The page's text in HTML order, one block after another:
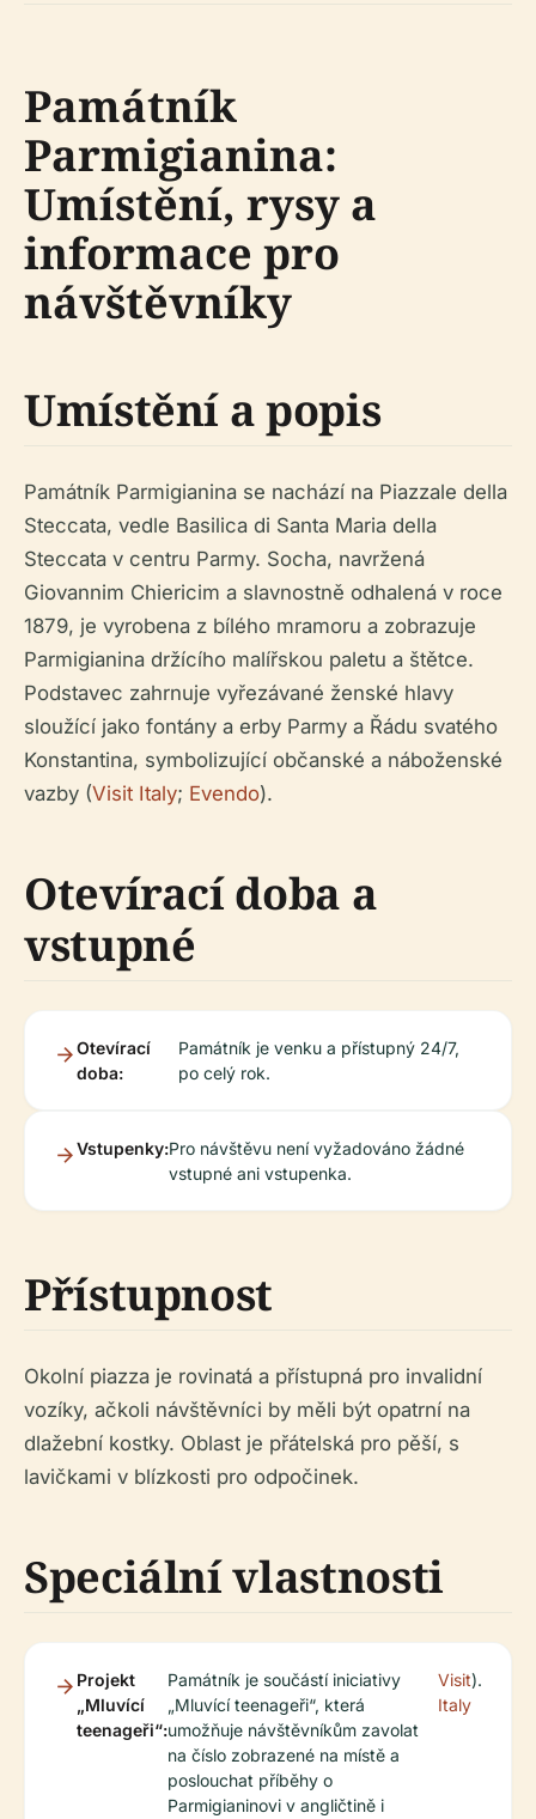
Památník
Parmigianina:
Umístění, rysy a
informace pro
návštěvníky
Umístění a popis
Památník Parmigianina se nachází na Piazzale della
Steccata, vedle Basilica di Santa Maria della
Steccata v centru Parmy. Socha, navržená
Giovannim Chiericim a slavnostně odhalená v roce
1879, je vyrobena z bílého mramoru a zobrazuje
Parmigianina držícího malířskou paletu a štětce.
Podstavec zahrnuje vyřezávané ženské hlavy
sloužící jako fontány a erby Parmy a Řádu svatého
Konstantina, symbolizující občanské a náboženské
vazby (Visit Italy; Evendo).
Otevírací doba a
vstupné
Otevírací
doba:
Památník je venku a přístupný 24/7,
po celý rok.
Vstupenky:Pro návštěvu není vyžadováno žádné
vstupné ani vstupenka.
Přístupnost
Okolní piazza je rovinatá a přístupná pro invalidní
vozíky, ačkoli návštěvníci by měli být opatrní na
dlažební kostky. Oblast je přátelská pro pěší, s
lavičkami v blízkosti pro odpočinek.
Speciální vlastnosti
Projekt
„Mluvící
teenageři“:
Památník je součástí iniciativy
„Mluvící teenageři“, která
umožňuje návštěvníkům zavolat
na číslo zobrazené na místě a
poslouchat příběhy o
Parmigianinovi v angličtině i
Visit
Italy
).